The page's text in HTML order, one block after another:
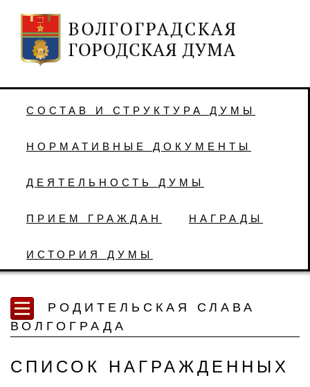
СОСТАВ И СТРУКТУРА ДУМЫ
НОРМАТИВНЫЕ ДОКУМЕНТЫ
ДЕЯТЕЛЬНОСТЬ ДУМЫ
ПРИЕМ ГРАЖДАН НАГРАДЫ
ИСТОРИЯ ДУМЫ
РОДИТЕЛЬСКАЯ СЛАВА
ВОЛГОГРАДА
СПИСОК НАГРАЖДЕННЫХ